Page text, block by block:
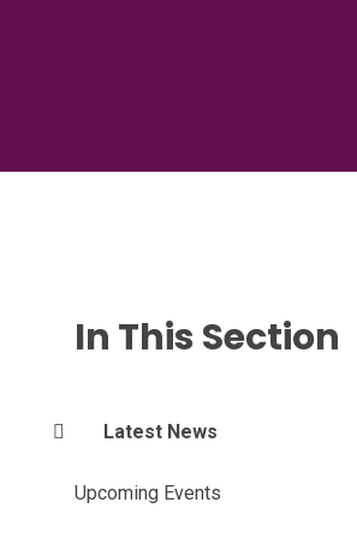
In This Section
Latest News
Upcoming Events